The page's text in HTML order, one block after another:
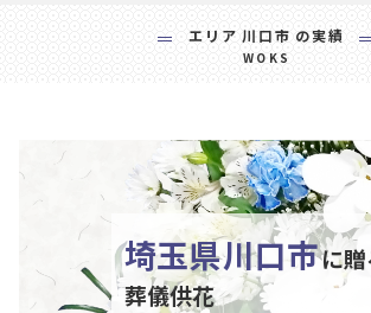
エリア 川口市 の実績
WOKS
埼玉県川口市に贈
葬儀供花